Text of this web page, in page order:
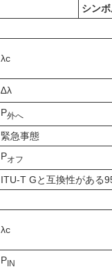
シン
λc
∆λ
P外へ
緊急事態
Pオフ
ITU-T Gと互換性がある
λc
PIN